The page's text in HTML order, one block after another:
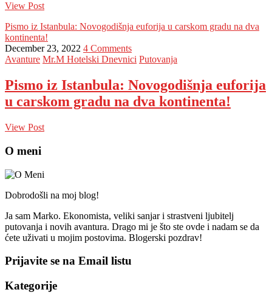
View Post
Pismo iz Istanbula: Novogodišnja euforija u carskom gradu na dva
kontinenta!
December 23, 2022 4 Comments
Avanture Mr.M Hotelski Dnevnici Putovanja
Pismo iz Istanbula: Novogodišnja euforija
u carskom gradu na dva kontinenta!
View Post
O meni
Dobrodošli na moj blog!
Ja sam Marko. Ekonomista, veliki sanjar i strastveni ljubitelj
putovanja i novih avantura. Drago mi je što ste ovde i nadam se da
ćete uživati u mojim postovima. Blogerski pozdrav!
Prijavite se na Email listu
Kategorije